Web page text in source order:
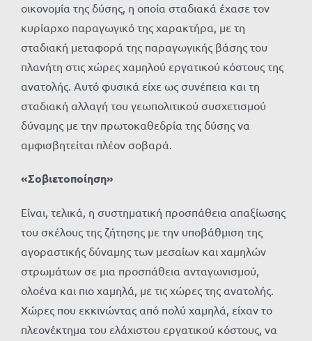
οικονομία της δύσης, η οποία σταδιακά έχασε τον
κυρίαρχο παραγωγικό της χαρακτήρα, με τη
σταδιακή μεταφορά της παραγωγικής βάσης του
πλανήτη στις χώρες χαμηλού εργατικού κόστους της
ανατολής. Αυτό φυσικά είχε ως συνέπεια και τη
σταδιακή αλλαγή του γεωπολιτικού συσχετισμού
δύναμης με την πρωτοκαθεδρία της δύσης να
αμφισβητείται πλέον σοβαρά.
«Σοβιετοποίηση»
Είναι, τελικά, η συστηματική προσπάθεια απαξίωσης
του σκέλους της ζήτησης με την υποβάθμιση της
αγοραστικής δύναμης των μεσαίων και χαμηλών
στρωμάτων σε μια προσπάθεια ανταγωνισμού,
ολοένα και πιο χαμηλά, με τις χώρες της ανατολής.
Χώρες που εκκινώντας από πολύ χαμηλά, είχαν το
πλεονέκτημα του ελάχιστου εργατικού κόστους, να